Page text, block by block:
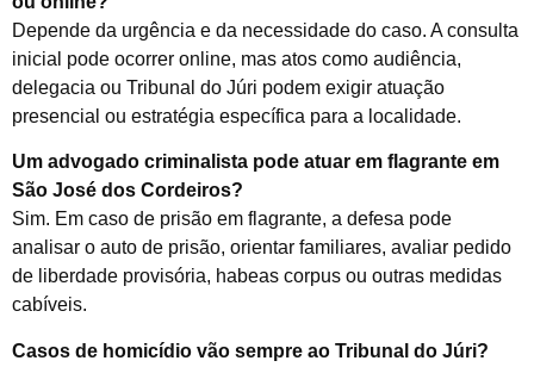
Depende da urgência e da necessidade do caso. A consulta
inicial pode ocorrer online, mas atos como audiência,
delegacia ou Tribunal do Júri podem exigir atuação
presencial ou estratégia específica para a localidade.
Um advogado criminalista pode atuar em flagrante em
São José dos Cordeiros?
Sim. Em caso de prisão em flagrante, a defesa pode
analisar o auto de prisão, orientar familiares, avaliar pedido
de liberdade provisória, habeas corpus ou outras medidas
cabíveis.
Casos de homicídio vão sempre ao Tribunal do Júri?